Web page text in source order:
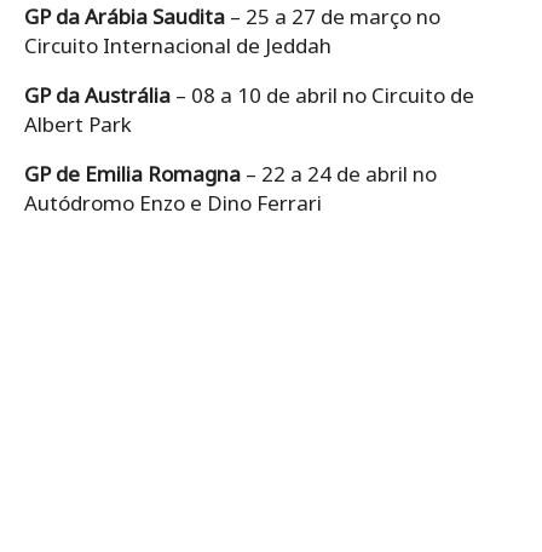
GP da Arábia Saudita – 25 a 27 de março no
Circuito Internacional de Jeddah
GP da Austrália – 08 a 10 de abril no Circuito de
Albert Park
GP de Emilia Romagna – 22 a 24 de abril no
Autódromo Enzo e Dino Ferrari